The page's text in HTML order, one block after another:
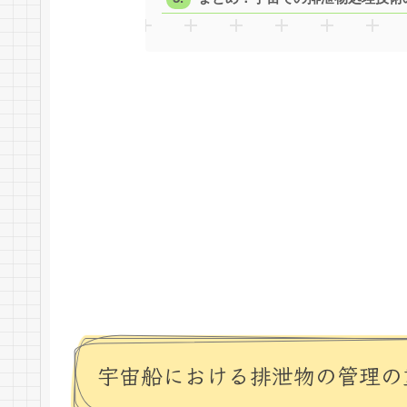
宇宙船における排泄物の管理